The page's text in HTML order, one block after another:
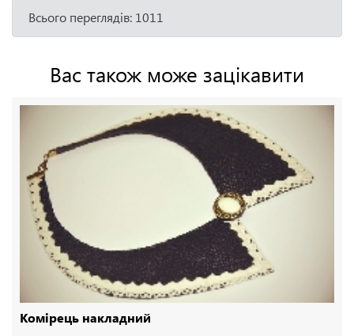
Всього переглядів: 1011
Вас також може зацікавити
Комірець накладний